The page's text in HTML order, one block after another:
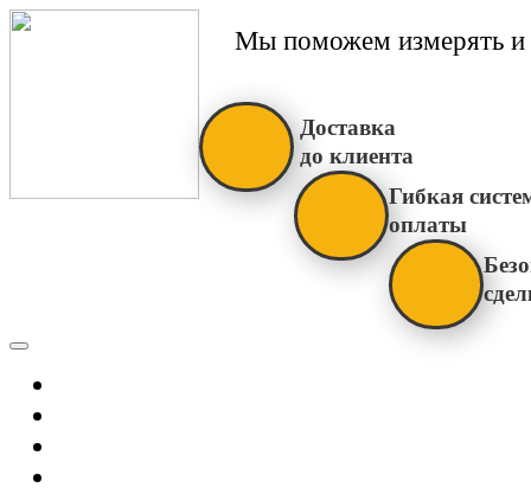
Мы поможем измерять и
Доставка
до клиента
Гибкая
оплаты